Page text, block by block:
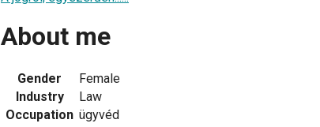
About me
Gender
Female
Industry
Law
Occupation ügyvéd